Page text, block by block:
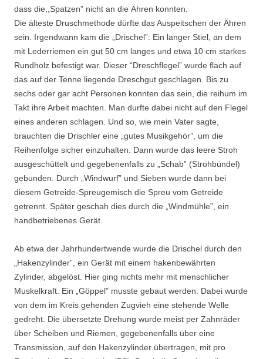
dass die,,Spatzen” nicht an die Ähren konnten.
Die älteste Druschmethode dürfte das Auspeitschen der Ähren
sein. Irgendwann kam die „Drischel”: Ein langer Stiel, an dem
mit Lederriemen ein gut 50 cm langes und etwa 10 cm starkes
Rundholz befestigt war. Dieser “Dreschflegel” wurde flach auf
das auf der Tenne liegende Dreschgut geschlagen. Bis zu
sechs oder gar acht Personen konnten das sein, die reihum im
Takt ihre Arbeit machten. Man durfte dabei nicht auf den Flegel
eines anderen schlagen. Und so, wie mein Vater sagte,
brauchten die Drischler eine „gutes Musikgehör”, um die
Reihenfolge sicher einzuhalten. Dann wurde das leere Stroh
ausgeschüttelt und gegebenenfalls zu „Schab” (Strohbündel)
gebunden. Durch „Windwurf” und Sieben wurde dann bei
diesem Getreide-Spreugemisch die Spreu vom Getreide
getrennt. Später geschah dies durch die „Windmühle”, ein
handbetriebenes Gerät.
Ab etwa der Jahrhundertwende wurde die Drischel durch den
„Hakenzylinder”, ein Gerät mit einem hakenbewährten
Zylinder, abgelöst. Hier ging nichts mehr mit menschlicher
Muskelkraft. Ein „Göppel” musste gebaut werden. Dabei wurde
von dem im Kreis gehenden Zugvieh eine stehende Welle
gedreht. Die übersetzte Drehung wurde meist per Zahnräder
über Scheiben und Riemen, gegebenenfalls über eine
Transmission, auf den Hakenzylinder übertragen, mit pro